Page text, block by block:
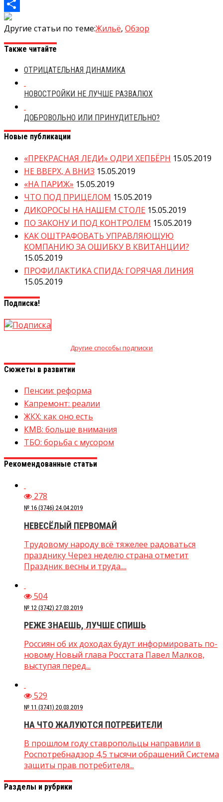
Mail.Ru
Отправить
Другие статьи по теме:Жильё, Обзор
Также читайте
ОТРИЦАТЕЛЬНАЯ ДИНАМИКА
НОВОСТРОЙКИ НЕ ЛУЧШЕ РАЗВАЛЮХ
ДОБРОВОЛЬНО ИЛИ ПРИНУДИТЕЛЬНО?
Новые публикации
«ПРЕКРАСНАЯ ЛЕДИ» ОДРИ ХЕПБЁРН 15.05.2019
НЕ ВВЕРХ, А ВНИЗ 15.05.2019
«НА ПАРИЖ» 15.05.2019
ЧТО ПОД ПРИЦЕЛОМ 15.05.2019
ДИКОРОСЫ НА НАШЕМ СТОЛЕ 15.05.2019
ПО ЗАКОНУ И ПОД КОНТРОЛЕМ 15.05.2019
КАК ОШТРАФОВАТЬ УПРАВЛЯЮЩУЮ
КОМПАНИЮ ЗА ОШИБКУ В КВИТАНЦИИ?
15.05.2019
ПРОФИЛАКТИКА СПИДА: ГОРЯЧАЯ ЛИНИЯ
15.05.2019
Подписка!
Другие способы подписки
Сюжеты в развитии
Пенсии: реформа
Капремонт: реалии
ЖКХ: как оно есть
КМВ: больше внимания
ТБО: борьба с мусором
Рекомендованные статьи
278
№ 16 (3746) 24.04.2019
НЕВЕСЁЛЫЙ ПЕРВОМАЙ
Трудовому народу всё тяжелее радоваться
празднику Через неделю страна отметит
Праздник весны и труда....
504
№ 12 (3742) 27.03.2019
РЕЖЕ ЗНАЕШЬ, ЛУЧШЕ СПИШЬ
Россиян об их доходах будут информировать по-
новому Новый глава Росстата Павел Малков,
выступая перед...
529
№ 11 (3741) 20.03.2019
НА ЧТО ЖАЛУЮТСЯ ПОТРЕБИТЕЛИ
В прошлом году ставропольцы направили в
Роспотребнадзор 4,5 тысячи обращений Система
защиты прав потребителя...
Разделы и рубрики